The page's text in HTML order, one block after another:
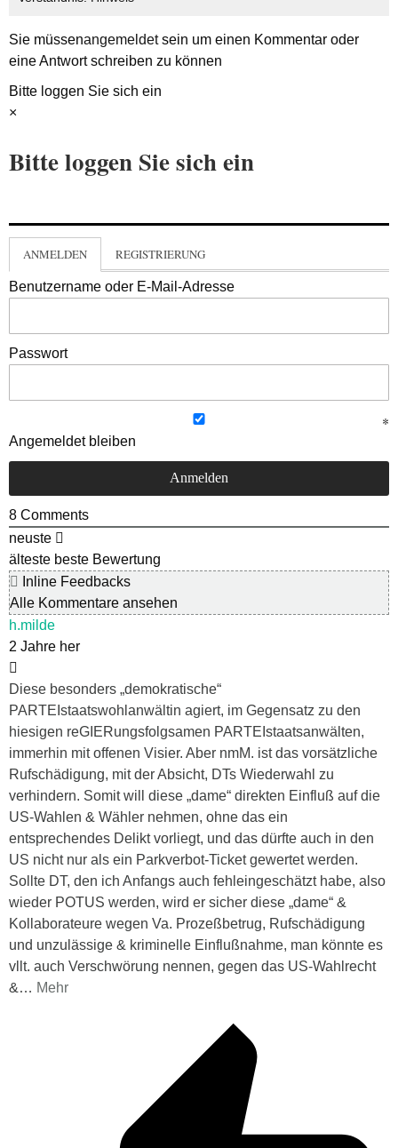
Sie müssenangemeldetsein um einen Kommentar oder
eine Antwort schreiben zu können
Bitte loggen Sie sich ein
×
Bitte loggen Sie sich ein
ANMELDEN REGISTRIERUNG
Benutzername oder E-Mail-Adresse
Passwort
Angemeldet bleiben
8 Comments
neuste
älteste beste Bewertung
Inline Feedbacks
Alle Kommentare ansehen
h.milde
2 Jahre her
Diese besonders „demokratische“
PARTEIstaatswohlanwältin agiert, im Gegensatz zu den
hiesigen reGIERungsfolgsamen PARTEIstaatsanwälten,
immerhin mit offenen Visier. Aber nmM. ist das vorsätzliche
Rufschädigung, mit der Absicht, DTs Wiederwahl zu
verhindern. Somit will diese „dame“ direkten Einfluß auf die
US-Wahlen & Wähler nehmen, ohne das ein
entsprechendes Delikt vorliegt, und das dürfte auch in den
US nicht nur als ein Parkverbot-Ticket gewertet werden.
Sollte DT, den ich Anfangs auch fehleingeschätzt habe, also
wieder POTUS werden, wird er sicher diese „dame“ &
Kollaborateure wegen Va. Prozeßbetrug, Rufschädigung
und unzulässige & kriminelle Einflußnahme, man könnte es
vllt. auch Verschwörung nennen, gegen das US-Wahlrecht
&… Mehr